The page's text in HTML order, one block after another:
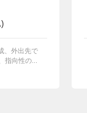
、外出先で
指向性の...